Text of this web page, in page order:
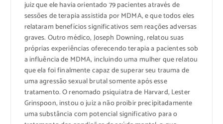
juiz que ele havia orientado 79 pacientes através de
sessões de terapia assistida por MDMA, e que todos eles
relataram benefícios significativos sem reações adversas
graves. Outro médico, Joseph Downing, relatou suas
próprias experiências oferecendo terapia a pacientes sob
a influência de MDMA, incluindo uma mulher que relatou
que ela foi finalmente capaz de superar seu trauma de
uma agressão sexual brutal somente após esse
tratamento. O renomado psiquiatra de Harvard, Lester
Grinspoon, instou o juiz a não proibir precipitadamente
uma substância com potencial significativo para o